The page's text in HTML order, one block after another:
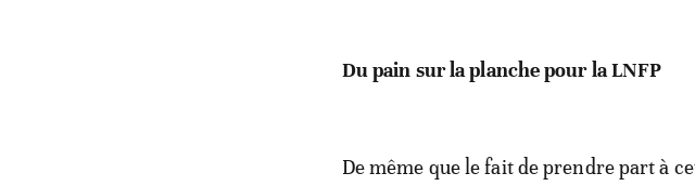
Du pain sur la planche pour la LNFP
De même que le fait de prendre part à